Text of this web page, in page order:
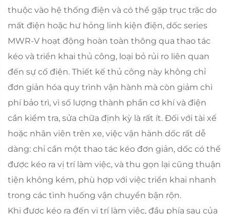
thuộc vào hệ thống điện và có thể gặp trục trặc do
mất điện hoặc hư hỏng linh kiện điện, dốc series
MWR-V hoạt động hoàn toàn thông qua thao tác
kéo và triển khai thủ công, loại bỏ rủi ro liên quan
đến sự cố điện. Thiết kế thủ công này không chỉ
đơn giản hóa quy trình vận hành mà còn giảm chi
phí bảo trì, vì số lượng thành phần cơ khí và điện
cần kiểm tra, sửa chữa định kỳ là rất ít. Đối với tài xế
hoặc nhân viên trên xe, việc vận hành dốc rất dễ
dàng: chỉ cần một thao tác kéo đơn giản, dốc có thể
được kéo ra vị trí làm việc, và thu gọn lại cũng thuận
tiện không kém, phù hợp với việc triển khai nhanh
trong các tình huống vận chuyển bận rộn.
Khi được kéo ra đến vị trí làm việc, đầu phía sau của